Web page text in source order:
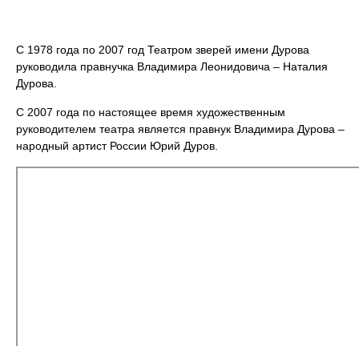
С 1978 года по 2007 год Театром зверей имени Дурова
руководила правнучка Владимира Леонидовича – Наталия
Дурова.
С 2007 года по настоящее время художественным
руководителем театра является правнук Владимира Дурова –
народный артист России Юрий Дуров.